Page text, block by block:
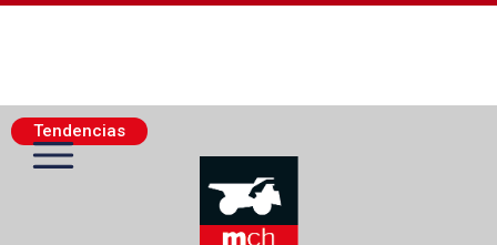
Tendencias